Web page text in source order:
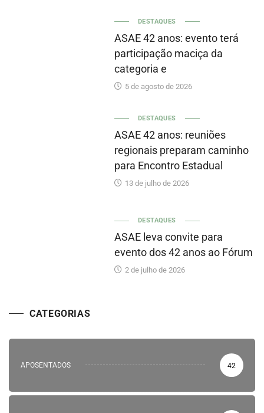
DESTAQUES
ASAE 42 anos: evento terá
participação maciça da
categoria e
5 de agosto de 2026
DESTAQUES
ASAE 42 anos: reuniões
regionais preparam caminho
para Encontro Estadual
13 de julho de 2026
DESTAQUES
ASAE leva convite para
evento dos 42 anos ao Fórum
2 de julho de 2026
CATEGORIAS
APOSENTADOS 42